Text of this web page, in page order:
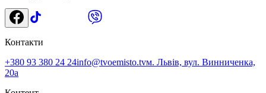
Контакти
+380 93 380 24 24info@tvoemisto.tvм. Львів, вул. Винниченка,
20а